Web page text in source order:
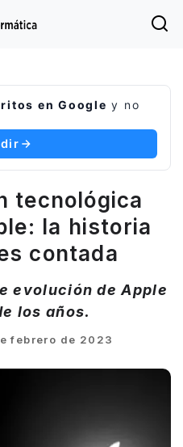
en Google y no
tecnológica
la historia
contada
evolución de Apple
los años.
febrero de 2023